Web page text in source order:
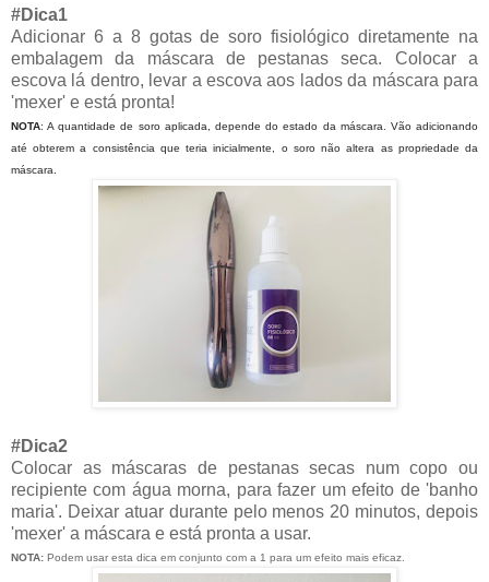
#Dica1
Adicionar 6 a 8 gotas de soro fisiológico diretamente na
embalagem da máscara de pestanas seca. Colocar a
escova lá dentro, levar a escova aos lados da máscara para
'mexer' e está pronta!
NOTA: A quantidade de soro aplicada, depende do estado da máscara. Vão adicionando
até obterem a consistência que teria inicialmente, o soro não altera as propriedade da
máscara.
#Dica2
Colocar as máscaras de pestanas secas num copo ou
recipiente com água morna, para fazer um efeito de 'banho
maria'. Deixar atuar durante pelo menos 20 minutos, depois
'mexer' a máscara e está pronta a usar.
NOTA: Podem usar esta dica em conjunto com a 1 para um efeito mais eficaz.